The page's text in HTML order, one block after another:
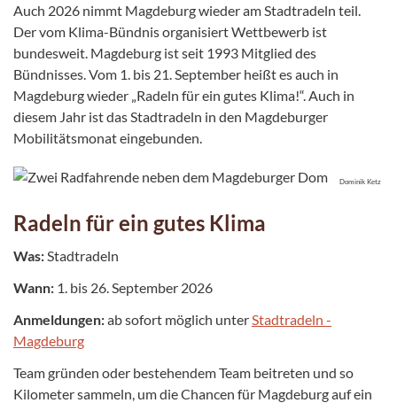
Auch 2026 nimmt Magdeburg wieder am Stadtradeln teil.
Der vom Klima-Bündnis organisiert Wettbewerb ist
bundesweit. Magdeburg ist seit 1993 Mitglied des
Bündnisses. Vom 1. bis 21. September heißt es auch in
Magdeburg wieder „Radeln für ein gutes Klima!“. Auch in
diesem Jahr ist das Stadtradeln in den Magdeburger
Mobilitätsmonat eingebunden.
Dominik Ketz
Radeln für ein gutes Klima
Was: Stadtradeln
Wann: 1. bis 26. September 2026
Anmeldungen:ab sofort möglich unter Stadtradeln -
Magdeburg
Team gründen oder bestehendem Team beitreten und so
Kilometer sammeln, um die Chancen für Magdeburg auf ein